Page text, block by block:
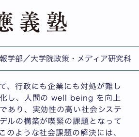
学部／大学院政策・メディア研究科
、行政にも企業にも対処が難し
し、人間の well being を向上
あり、実効性の高い社会システ
ルの構築が喫緊の課題となって
のような社会課題の解決には、